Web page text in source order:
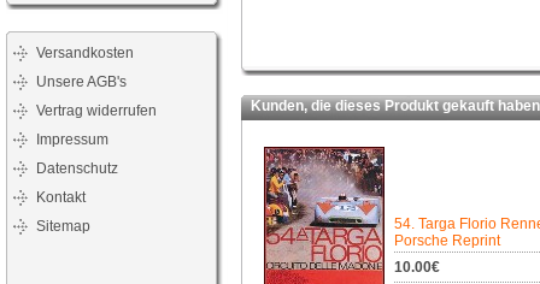
Versandkosten
Unsere AGB's
Vertrag widerrufen
Impressum
Datenschutz
Kontakt
Sitemap
Kunden, die dieses Produkt gekauft
54. Targa Florio
Porsche Reprint
10.00€